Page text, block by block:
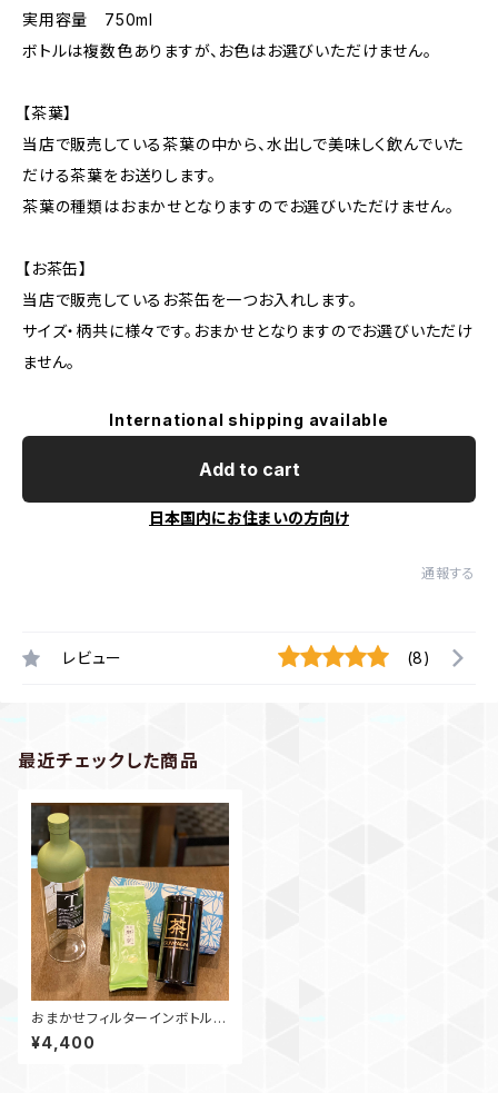
実用容量 750ml
ボトルは複数色ありますが、お色はお選びいただけません。
【茶葉】
当店で販売している茶葉の中から、水出しで美味しく飲んでいた
だける茶葉をお送りします。
茶葉の種類はおまかせとなりますのでお選びいただけません。
【お茶缶】
当店で販売しているお茶缶を一つお入れします。
サイズ・柄共に様々です。おまかせとなりますのでお選びいただけ
ません。
International shipping available
Add to cart
日本国内にお住まいの方向け
通報する
レビュー (8)
最近チェックした商品
おまかせフィルターインボトルセ
ット
¥4,400